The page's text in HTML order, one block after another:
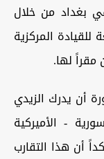
بغداد من خلال
للقيادة المركزية
مقراً لها.
أن يدرك الزيدي
- الأميركية
أن هذا التقارب